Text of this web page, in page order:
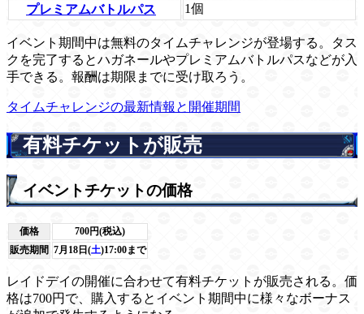
プレミアムバトルパス
1個
イベント期間中は無料のタイムチャレンジが登場する。タス
クを完了するとハガネールやプレミアムバトルパスなどが入
手できる。報酬は期限までに受け取ろう。
タイムチャレンジの最新情報と開催期間
有料チケットが販売
イベントチケットの価格
価格
700円(税込)
販売期間 7月18日(土)17:00まで
レイドデイの開催に合わせて有料チケットが販売される。価
格は700円で、購入するとイベント期間中に様々なボーナス